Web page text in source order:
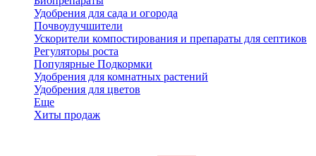
Удобрения для сада и огорода
Почвоулучшители
Ускорители компостирования и препараты для септиков
Регуляторы роста
Популярные Подкормки
Удобрения для комнатных растений
Удобрения для цветов
Еще
Хиты продаж